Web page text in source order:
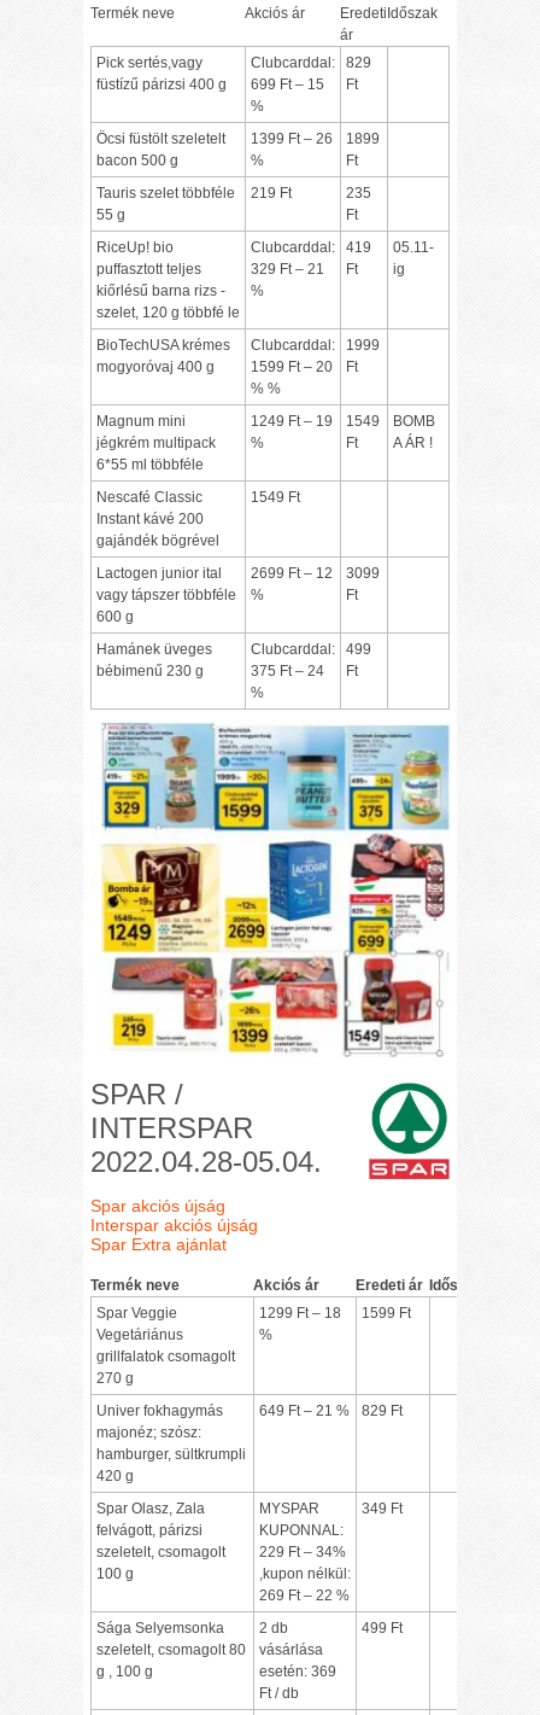
Termék neve Akciós ár
Eredeti
ár
Időszak
Pick sertés,vagy
füstízű párizsi 400 g
Clubcarddal:
699 Ft – 15
%
829
Ft
Öcsi füstölt szeletelt
bacon 500 g
1399 Ft – 26
%
1899
Ft
Tauris szelet többféle
55 g
219 Ft
235
Ft
RiceUp! bio
puffasztott teljes
kiőrlésű barna rizs -
szelet, 120 g többfé le
Clubcarddal:
329 Ft – 21
%
419
Ft
05.11-
ig
BioTechUSA krémes
mogyoróvaj 400 g
Clubcarddal:
1599 Ft – 20
% %
1999
Ft
Magnum mini
jégkrém multipack
6*55 ml többféle
1249 Ft – 19
%
1549
Ft
BOMB
A ÁR !
Nescafé Classic
Instant kávé 200
gajándék bögrével
1549 Ft
Lactogen junior ital
vagy tápszer többféle
600 g
2699 Ft – 12
%
3099
Ft
Hamánek üveges
bébimenű 230 g
Clubcarddal:
375 Ft – 24
%
499
Ft
SPAR /
INTERSPAR
2022.04.28-05.04.
Spar akciós újság
Interspar akciós újság
Spar Extra ajánlat
Termék neve Akciós ár Eredeti ár Időszak
Spar Veggie
Vegetáriánus
grillfalatok csomagolt
270 g
1299 Ft – 18
%
1599 Ft
Univer fokhagymás
majonéz; szósz:
hamburger, sültkrumpli
420 g
649 Ft – 21 % 829 Ft
Spar Olasz, Zala
felvágott, párizsi
szeletelt, csomagolt
100 g
MYSPAR
KUPONNAL:
229 Ft – 34%
,kupon nélkül:
269 Ft – 22 %
349 Ft
Sága Selyemsonka
szeletelt, csomagolt 80
g , 100 g
2 db
vásárlása
esetén: 369
Ft / db
499 Ft